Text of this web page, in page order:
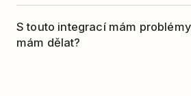
S touto integrací mám
mám dělat?